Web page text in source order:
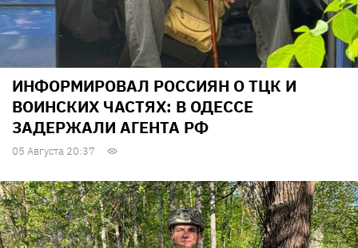
ИНФОРМИРОВАЛ РОССИЯН О ТЦК И
ВОИНСКИХ ЧАСТЯХ: В ОДЕССЕ
ЗАДЕРЖАЛИ АГЕНТА РФ
05 Августа 20:37